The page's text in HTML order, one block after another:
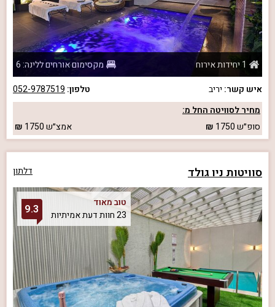
1 יחידות אירוח
מקסימום אורחים ללינה: 6
איש קשר: יריב טלפון: 052-9787519
מחיר לסוויטה החל מ:
סופ״ש1750 אמצ״ש1750
סוויטות ניו גולד דלתון
טוב מאוד
23 חוות דעת אמיתיות
9.3